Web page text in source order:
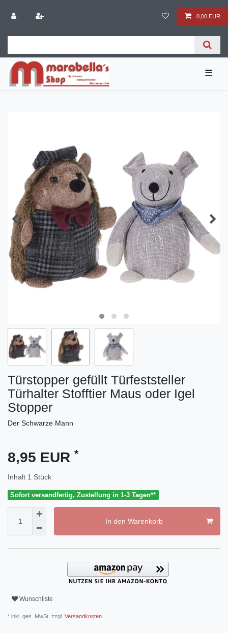
0,00 EUR
☰
Türstopper gefüllt Türfeststeller
Türhalter Stofftier Maus oder Igel
Stopper
Der Schwarze Mann
8,95 EUR *
Inhalt 1 Stück
Sofort versandfertig, Zustellung in 1-3 Tagen**
In den Warenkorb
Wunschliste
* inkl. ges. MwSt. zzgl. Versandkosten